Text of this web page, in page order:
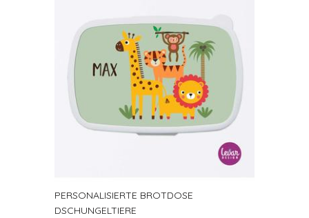
PERSONALISIERTE BROTDOSE
DSCHUNGELTIERE